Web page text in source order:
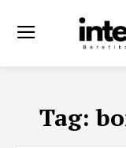
Tag: